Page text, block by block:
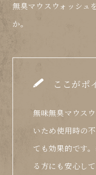
無臭マウスウォッシュ
か。
ここがポ
無味無臭マウス
いため使用時の
ても効果的です
る方にも安心し